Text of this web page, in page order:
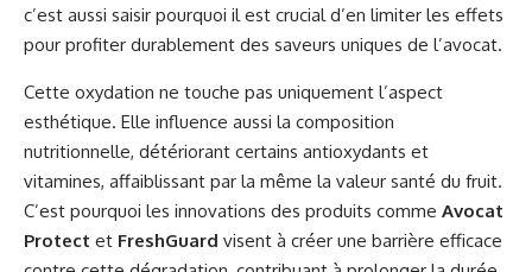
c’est aussi saisir pourquoi il est crucial d’en limiter les effets
pour profiter durablement des saveurs uniques de l’avocat.
Cette oxydation ne touche pas uniquement l’aspect
esthétique. Elle influence aussi la composition
nutritionnelle, détériorant certains antioxydants et
vitamines, affaiblissant par la même la valeur santé du fruit.
C’est pourquoi les innovations des produits comme Avocat
Protect et FreshGuard visent à créer une barrière efficace